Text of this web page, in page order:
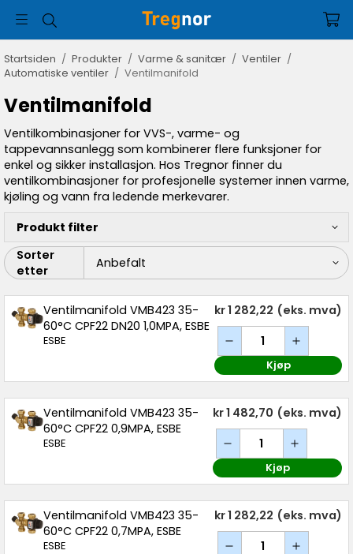
Startsiden / Produkter / Varme & sanitær / Ventiler /
Automatiske ventiler / Ventilmanifold
Ventilmanifold
Ventilkombinasjoner for VVS-, varme- og
tappevannsanlegg som kombinerer flere funksjoner for
enkel og sikker installasjon. Hos Tregnor finner du
ventilkombinasjoner for profesjonelle systemer innen varme,
kjøling og vann fra ledende merkevarer.
Produkt filter
Sorter
etter
Ventilmanifold VMB423 35-
60°C CPF22 DN20 1,0MPA, ESBE
ESBE
kr 1 282,22 (eks. mva)
Kjøp
Ventilmanifold VMB423 35-
60°C CPF22 0,9MPA, ESBE
ESBE
kr 1 482,70 (eks. mva)
Kjøp
Ventilmanifold VMB423 35-
60°C CPF22 0,7MPA, ESBE
ESBE
kr 1 282,22 (eks. mva)